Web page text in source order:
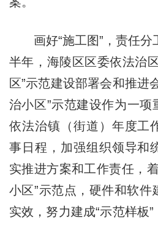
画好“施工图”，责任分
半年，海陵区区委依法治
区”示范建设部署会和推进
治小区”示范建设作为一项
依法治镇（街道）年度工
事日程，加强组织领导和
实推进方案和工作责任，
小区”示范点，硬件和软件
实效，努力建成“示范样板